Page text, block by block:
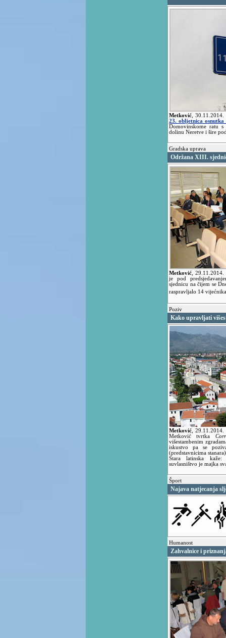
Metković 30.11.2014.
23. obljetnica
Domovinskome ratu s
dolinu Neretve i šire
Gradska uprava
Održana XIII.
Metković ,29.11.2014.
je pod
sjednicu na čijem se
raspravljalo 14
Poziv
Kako upravljati
Metković
29.11.2014.
Metković tvrtka
višestambenim
iskustvo pa se
(predstavnicima
Stara latinska
suvlasništvo je majka
Šport
Najava natjecanja
Humanost
Zahvalnice i